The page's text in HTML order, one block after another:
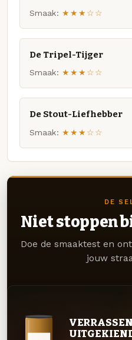
Smaak: ★★★☆☆
De Tripel-Tijger
Smaak: ★★★☆☆
De Stout-Liefhebber
Smaak: ★★★☆☆
DE
Niet stoppen
Doe de smaaktest en
jouw